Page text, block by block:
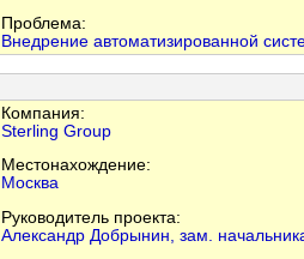
Проблема:
Внедрение автоматизированной
Компания:
Sterling Group
Местонахождение:
Москва
Руководитель проекта:
Александр Добрынин, зам.